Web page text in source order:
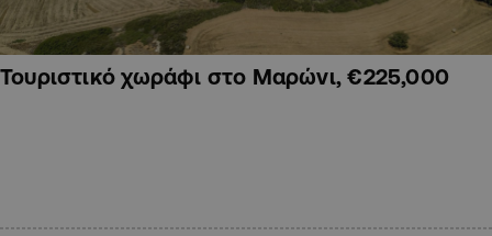
Τουριστικό χωράφι στο Μαρώνι, €225,000